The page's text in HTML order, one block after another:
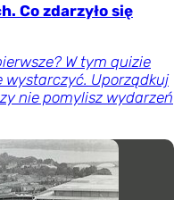
Co zdarzyło się
W tym quizie
wystarczyć. Uporządkuj
nie pomylisz wydarzeń